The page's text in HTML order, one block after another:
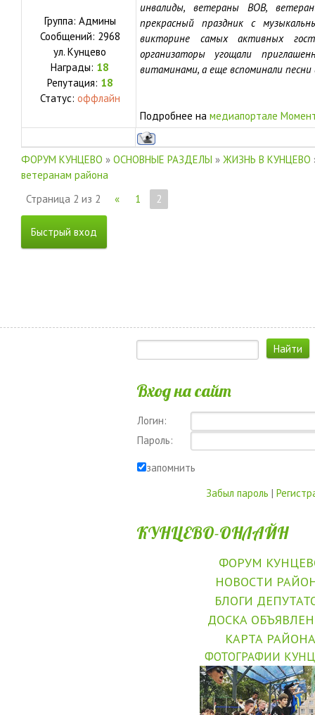
Группа: Админы
Сообщений: 2968
ул. Кунцево
Награды: 18
Репутация: 18
Статус: оффлайн
инвалиды, ветераны ВОВ,
прекрасный праздник с
викторине самых активных
организаторы угощали
витаминами, а еще вспоминали
Подробнее на медиапортале
ФОРУМ КУНЦЕВО » ОСНОВНЫЕ РАЗДЕЛЫ » ЖИЗНЬ В КУНЦЕВО
ветеранам района
Страница 2 из 2 « 1 2
Вход на сайт
Логин:
Пароль:
запомнить
Забыл пароль |
КУНЦЕВО-ОНЛАЙН
ФОРУМ
НОВОСТИ
БЛОГИ
ДОСКА
КАРТА РАЙОНА
ФОТОГРАФИИ